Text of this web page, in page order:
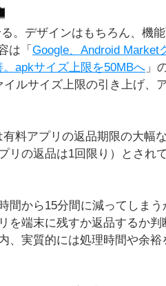
。デザインはもちろん、機
は「 Google、Android Market
apkサイズ上限を50MBへ 」
ルサイズ上限の引き上げ、
料アプリの返品期限の大幅
リの返品は1回限り）とされ
間から15分間に減ってしまう
を端末に残すか返品するか判
実質的には処理時間や余裕